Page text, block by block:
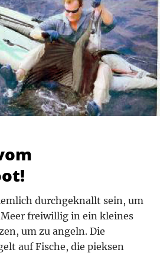
durchgeknallt sein, um
freiwillig in ein kleines
um zu angeln. Die
auf Fische, die pieksen